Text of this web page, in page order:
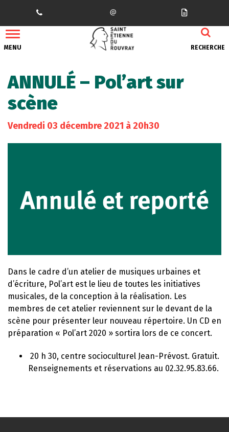
MENU RECHERCHE
ANNULÉ – Pol’art sur
scène
Vendredi 03 décembre 2021 à 20h30
Dans le cadre d’un atelier de musiques urbaines et
d’écriture, Pol’art est le lieu de toutes les initiatives
musicales, de la conception à la réalisation. Les
membres de cet atelier reviennent sur le devant de la
scène pour présenter leur nouveau répertoire. Un CD en
préparation « Pol’art 2020 » sortira lors de ce concert.
20 h 30, centre socioculturel Jean-Prévost. Gratuit.
Renseignements et réservations au 02.32.95.83.66.